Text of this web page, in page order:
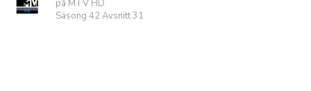
på MTV HD
Säsong 42 Avsnitt 31